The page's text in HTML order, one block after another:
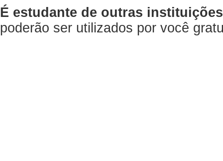
É estudante de outras
poderão ser utilizados por você